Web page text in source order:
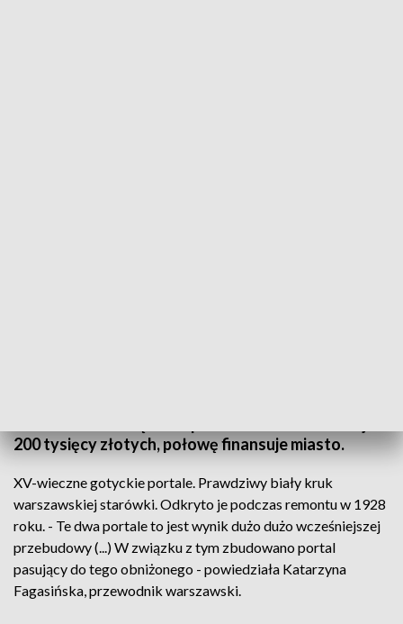
200 tysięcy złotych, połowę finansuje miasto.
XV-wieczne gotyckie portale. Prawdziwy biały kruk
warszawskiej starówki. Odkryto je podczas remontu w 1928
roku. - Te dwa portale to jest wynik dużo dużo wcześniejszej
przebudowy (...) W związku z tym zbudowano portal
pasujący do tego obniżonego - powiedziała Katarzyna
Fagasińska, przewodnik warszawski.